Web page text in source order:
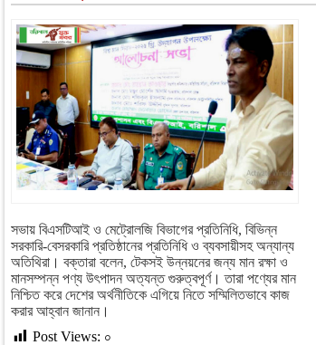
সভায় বিএসটিআই ও মেট্রোলজি বিভাগের প্রতিনিধি, বিভিন্ন
সরকারি-বেসরকারি প্রতিষ্ঠানের প্রতিনিধি ও ব্যবসায়ীসহ অন্যান্য
অতিথিরা। বক্তারা বলেন, টেকসই উন্নয়নের জন্য মান রক্ষা ও
মানসম্পন্ন পণ্য উৎপাদন অত্যন্ত গুরুত্বপূর্ণ। তারা পণ্যের মান
নিশ্চিত করে দেশের অর্থনীতিকে এগিয়ে নিতে সম্মিলিতভাবে কাজ
করার আহ্বান জানান।
Post Views: ০